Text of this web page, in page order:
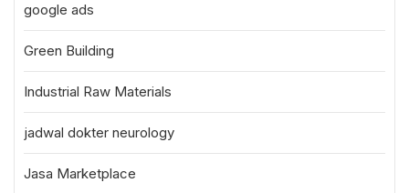
google ads
Green Building
Industrial Raw Materials
jadwal dokter neurology
Jasa Marketplace